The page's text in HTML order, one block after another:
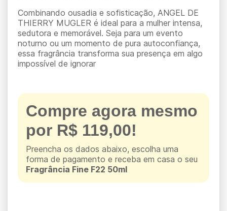
Combinando ousadia e sofisticação, ANGEL DE
THIERRY MUGLER é ideal para a mulher intensa,
sedutora e memorável. Seja para um evento
noturno ou um momento de pura autoconfiança,
essa fragrância transforma sua presença em algo
impossível de ignorar
Compre agora mesmo
por R$ 119,00!
Preencha os dados abaixo, escolha uma
forma de pagamento e receba em casa o seu
Fragrância Fine F22 50ml